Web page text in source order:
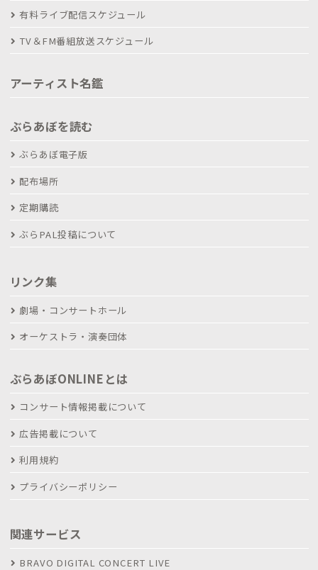
有料ライブ配信スケジュール
TV＆FM番組放送スケジュール
アーティスト名鑑
ぶらあぼを読む
ぶらあぼ電子版
配布場所
定期購読
ぶらPAL投稿について
リンク集
劇場・コンサートホール
オーケストラ・演奏団体
ぶらあぼONLINEとは
コンサート情報掲載について
広告掲載について
利用規約
プライバシーポリシー
関連サービス
BRAVO DIGITAL CONCERT LIVE